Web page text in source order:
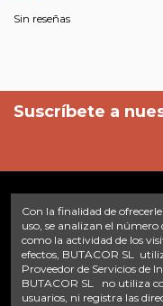
Sin reseñas
Suscríbete a
Enlaces
Inicio Sobre nosotros
Política de privacidad
Términos y condiciones
Con la finalidad de
uso, se analizan el número
como la actividad de los
efectos, BUTACOR SL
Proveedor de Servicios de
BUTACOR SL no utiliza
usuarios, ni registra las